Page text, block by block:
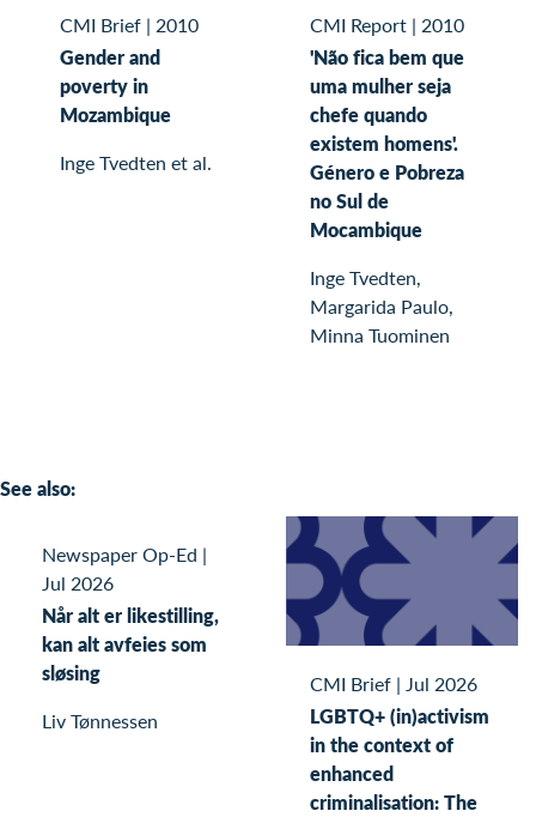
CMI Brief | 2010
Gender and
poverty in
Mozambique
Inge Tvedten et al.
CMI Report | 2010
'Não fica bem que
uma mulher seja
chefe quando
existem homens'.
Género e Pobreza
no Sul de
Mocambique
Inge Tvedten,
Margarida Paulo,
Minna Tuominen
See also:
Newspaper Op-Ed |
Jul 2026
Når alt er likestilling,
kan alt avfeies som
sløsing
Liv Tønnessen
CMI Brief | Jul 2026
LGBTQ+ (in)activism
in the context of
enhanced
criminalisation: The